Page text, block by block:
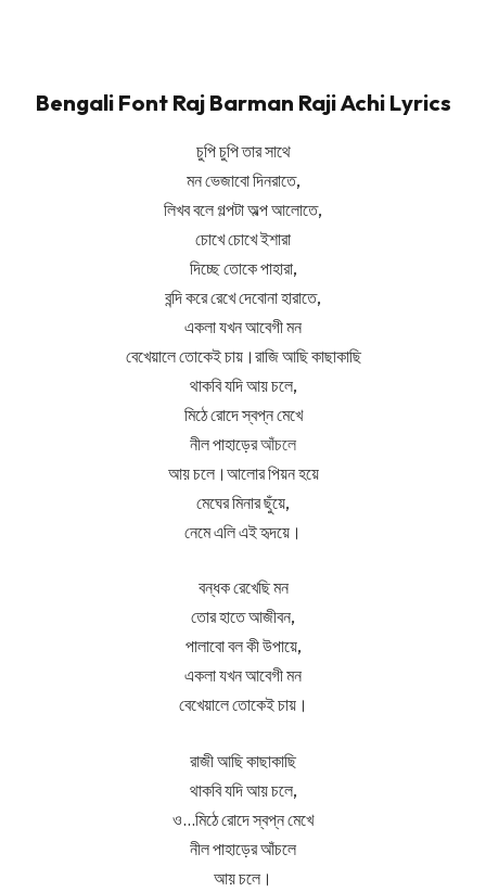
Bengali Font Raj Barman Raji Achi Lyrics
চুপি চুপি তার সাথে
মন ভেজাবো দিনরাতে,
লিখব বলে গল্পটা অল্প আলোতে,
চোখে চোখে ইশারা
দিচ্ছে তোকে পাহারা,
বন্দি করে রেখে দেবোনা হারাতে,
একলা যখন আবেগী মন
বেখেয়ালে তোকেই চায়।রাজি আছি কাছাকাছি
থাকবি যদি আয় চলে,
মিঠে রোদে স্বপ্ন মেখে
নীল পাহাড়েরআঁচলে
আয় চলে।আলোর পিয়ন হয়ে
মেঘের মিনার ছুঁয়ে,
নেমে এলি এই হৃদয়ে।
বন্ধক রেখেছি মন
তোর হাতে আজীবন,
পালাবো বল কী উপায়ে,
একলা যখন আবেগী মন
বেখেয়ালে তোকেই চায়।
রাজী আছি কাছাকাছি
থাকবি যদি আয় চলে,
ও…মিঠে রোদে স্বপ্ন মেখে
নীল পাহাড়ের আঁচলে
আয় চলে।